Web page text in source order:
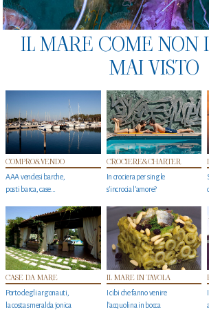
IL MARE COME NON
MAI VISTO
COMPRO&VENDO
AAA vendesi barche,
posti barca, case…
CROCIERE&CHARTER
In crociera per single
s'incrocia l’amore?
CASE DA MARE
Porto degli argonauti,
la costa smeralda jonica
IL MARE IN TAVOLA
I cibi che fanno venire
l’acquolina in bocca